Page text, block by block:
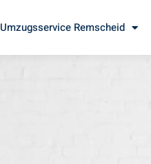
Umzugsservice Remscheid